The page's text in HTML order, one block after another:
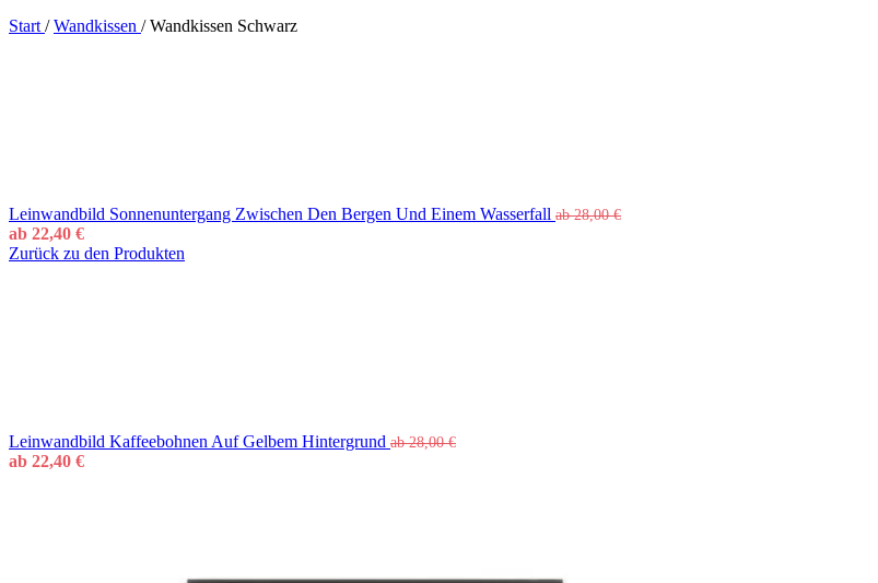
Start / Wandkissen / Wandkissen Schwarz
Leinwandbild Sonnenuntergang Zwischen Den Bergen Und Einem Wasserfall ab28,00€
ab 22,40 €
Zurück zu den Produkten
Leinwandbild Kaffeebohnen Auf Gelbem Hintergrund ab28,00€
ab 22,40 €